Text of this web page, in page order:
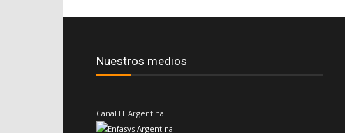
Nuestros medios
Canal IT Argentina